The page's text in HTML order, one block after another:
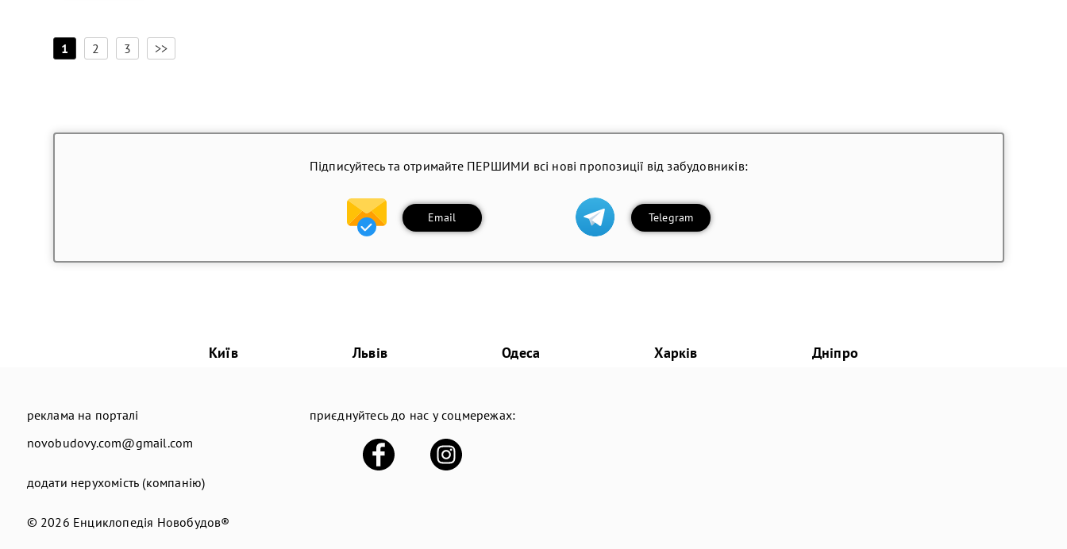
1 2 3 >>
Підписуйтесь та отримайте ПЕРШИМИ всі нові пропозиції від забудовників:
Email Telegram
Київ Львів Одеса Харків Дніпро
реклама на порталі
novobudovy.com@gmail.com
додати нерухомість (компанію)
© 2026 Енциклопедія Новобудов®
приєднуйтесь до нас у соцмережах: